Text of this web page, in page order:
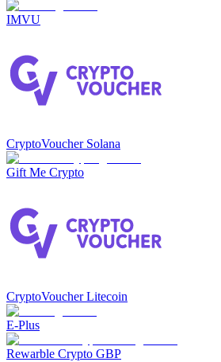
IMVU
CryptoVoucher Solana
Gift Me Crypto
CryptoVoucher Litecoin
E-Plus
Rewarble Crypto GBP